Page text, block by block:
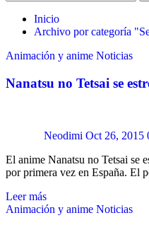
Inicio
Archivo por categoría
Animación y anime Noticias
Nanatsu no Tetsai se
Neodimi Oct 26, 2015
El anime Nanatsu no Tetsai se
por primera vez en España. El
Leer más
Animación y anime Noticias